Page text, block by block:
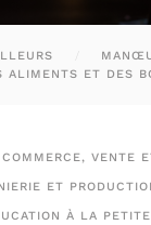
ALIMENTS ET DES
COMMERCE, VENTE
ET
À LA